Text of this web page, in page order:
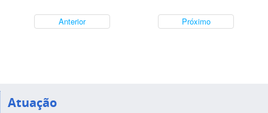
Anterior Próximo
Atuação